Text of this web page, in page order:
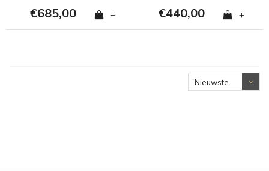
€685,00 + €440,00 +
Nieuwste